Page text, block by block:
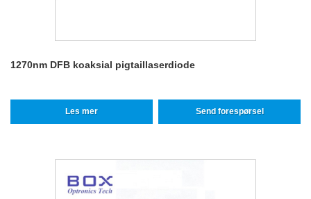
1270nm DFB koaksial pigtaillaserdiode
Les mer Send forespørsel